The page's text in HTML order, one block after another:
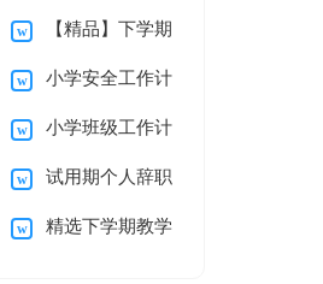
结范文汇总6篇
【精品】下学期
教学总结10篇
小学安全工作计
划 小学班级工作计
划范文试用期个人辞职
报告范文汇总10篇
精选下学期教学